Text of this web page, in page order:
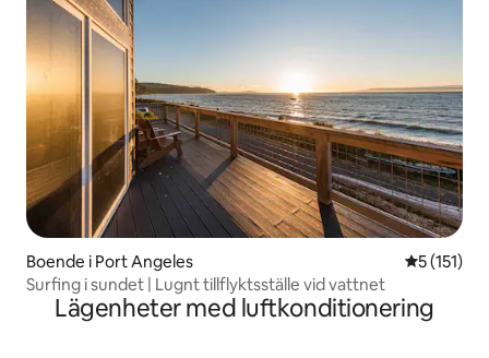
Boende i Port Angeles 5 av 5 i
5 (151)
Surfing i sundet | Lugnt tillflyktsställe vid vattnet
Lägenheter med luftkonditionering